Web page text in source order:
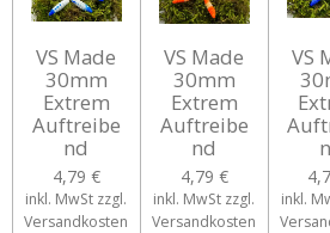
VS Made
30mm
Extrem
Auftreibe
nd
4,79 €
inkl. MwSt zzgl.
Versandkosten
VS Made
30mm
Extrem
Auftreibe
nd
4,79 €
inkl. MwSt zzgl.
Versandkosten
VS
inkl.